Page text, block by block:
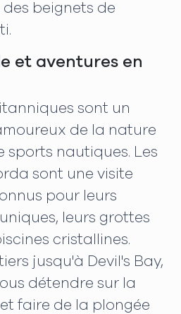
beignets de
et aventures en
sont un
de la nature
sports nautiques. Les
sont une visite
pour leurs
leurs grottes
cristallines.
jusqu'à Devil's Bay,
détendre sur la
faire de la plongée